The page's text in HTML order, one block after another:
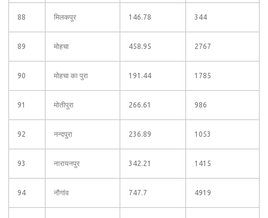
88 मिलकपुर 146.78 344
89 मोहचा 458.95 2767
90 मोहचा का पुरा 191.44 1785
91 मोतीपुरा 266.61 986
92 नन्दपुरा 236.89 1053
93 नारायनपुर 342.21 1415
94 नौगांव 747.7 4919